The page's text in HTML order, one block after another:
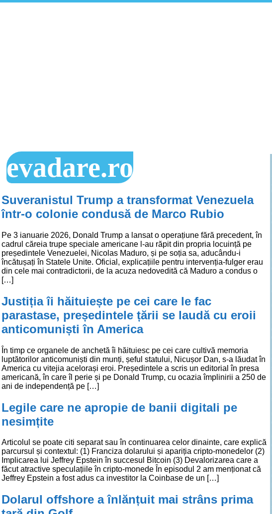
evadare.ro
Suveranistul Trump a transformat Venezuela
într-o colonie condusă de Marco Rubio
Pe 3 ianuarie 2026, Donald Trump a lansat o operațiune fără precedent, în
cadrul căreia trupe speciale americane l-au răpit din propria locuință pe
președintele Venezuelei, Nicolas Maduro, și pe soția sa, aducându-i
încătușați în Statele Unite. Oficial, explicațiile pentru intervenția-fulger erau
din cele mai contradictorii, de la acuza nedovedită că Maduro a condus o
[…]
Justiția îi hăituiește pe cei care le fac
parastase, președintele țării se laudă cu eroii
anticomuniști în America
În timp ce organele de anchetă îi hăituiesc pe cei care cultivă memoria
luptătorilor anticomuniști din munți, șeful statului, Nicușor Dan, s-a lăudat în
America cu vitejia acelorași eroi. Președintele a scris un editorial în presa
americană, în care îl perie și pe Donald Trump, cu ocazia împlinirii a 250 de
ani de independență pe […]
Legile care ne apropie de banii digitali pe
nesimțite
Articolul se poate citi separat sau în continuarea celor dinainte, care explică
parcursul și contextul: (1) Franciza dolarului și apariția cripto-monedelor (2)
Implicarea lui Jeffrey Epstein în succesul Bitcoin (3) Devalorizarea care a
făcut atractive speculațiile în cripto-monede În episodul 2 am menționat că
Jeffrey Epstein a fost adus ca investitor la Coinbase de un […]
Dolarul offshore a înlănțuit mai strâns prima